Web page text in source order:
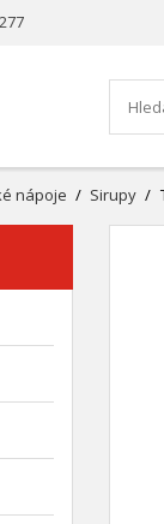
nápoje Sirupy